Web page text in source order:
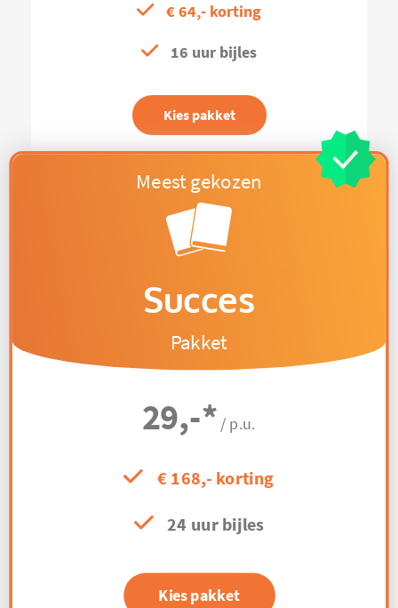
€ 64,- korting
16 uur bijles
Kies pakket
Succes
Pakket
29,-* / p.u.
€ 168,- korting
24 uur bijles
Kies pakket